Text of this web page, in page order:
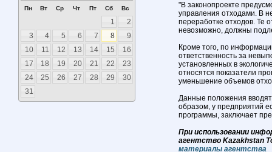
Пн Вт Ср Чт Пт Сб Вс
1
2
3
4 5 6 7 8
9
10
11 12 13 14 15
16
17
18 19 20 21 22
23
24
25 26 27 28 29
30
31
"В законопроекте
управления отходами. В
переработке отходов. Те
невозможно, должны
Кроме того, по
ответственность за
установленных в
относятся показатели
уменьшение объемов
Данные положения
образом, у предприятий
программы, заключает
При использовании
агентство Kazakhstan
материалы агентства